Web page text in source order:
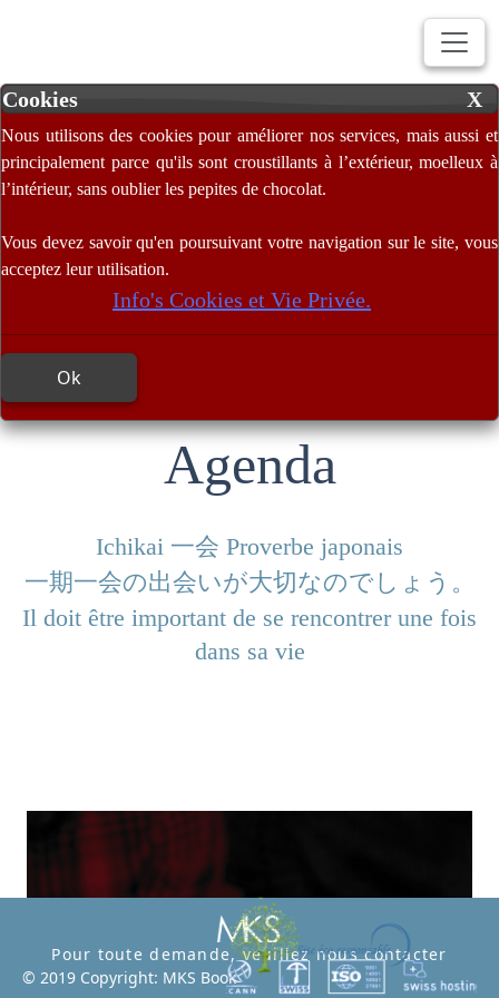
Cookies X
Nous utilisons des cookies pour améliorer nos services, mais aussi et
principalement parce qu'ils sont croustillants à l’extérieur, moelleux à
l’intérieur, sans oublier les pepites de chocolat.
Vous devez savoir qu'en poursuivant votre navigation sur le site, vous
acceptez leur utilisation.
Info's Cookies et Vie Privée.
Ok
Agenda
Ichikai 一会 Proverbe japonais
一期一会の出会いが大切なのでしょう。
Il doit être important de se rencontrer une fois
dans sa vie
Pour toute demande, veuillez nous contacter
© 2019 Copyright: MKS Book